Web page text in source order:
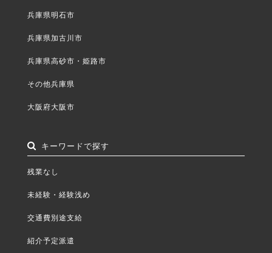
兵庫県明石市
兵庫県加古川市
兵庫県高砂市・姫路市
その他兵庫県
大阪府大阪市
キーワードで探す
残業なし
未経験・経験浅め
交通費別途支給
紹介予定派遣